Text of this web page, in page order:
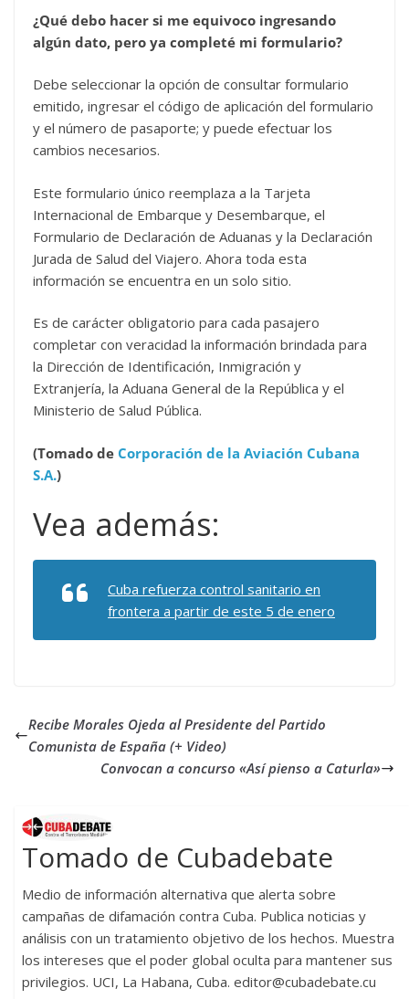
¿Qué debo hacer si me equivoco ingresando
algún dato, pero ya completé mi formulario?
Debe seleccionar la opción de consultar formulario
emitido, ingresar el código de aplicación del formulario
y el número de pasaporte; y puede efectuar los
cambios necesarios.
Este formulario único reemplaza a la Tarjeta
Internacional de Embarque y Desembarque, el
Formulario de Declaración de Aduanas y la Declaración
Jurada de Salud del Viajero. Ahora toda esta
información se encuentra en un solo sitio.
Es de carácter obligatorio para cada pasajero
completar con veracidad la información brindada para
la Dirección de Identificación, Inmigración y
Extranjería, la Aduana General de la República y el
Ministerio de Salud Pública.
(Tomado de Corporación de la Aviación Cubana
S.A.)
Vea además:
Cuba refuerza control sanitario en
frontera a partir de este 5 de enero
Recibe Morales Ojeda al Presidente del Partido
Comunista de España (+ Video)
Convocan a concurso «Así pienso a Caturla»
Tomado de Cubadebate
Medio de información alternativa que alerta sobre
campañas de difamación contra Cuba. Publica noticias y
análisis con un tratamiento objetivo de los hechos. Muestra
los intereses que el poder global oculta para mantener sus
privilegios. UCI, La Habana, Cuba. editor@cubadebate.cu